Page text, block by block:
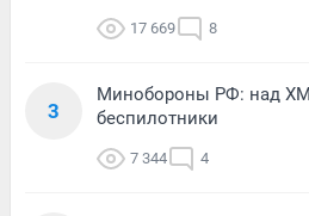
17 669 8
3
Минобороны РФ: над
беспилотники
7 344 4